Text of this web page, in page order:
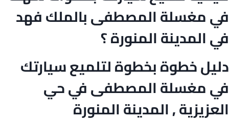
في مغسلة المصطفى بالملك فهد
في المدينة المنورة ؟
دليل خطوة بخطوة لتلميع سيارتك
في مغسلة المصطفى في حي
العزيزية , المدينة المنورة